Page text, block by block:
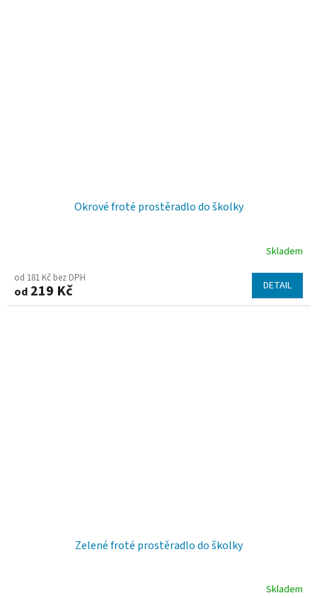
Okrové froté prostěradlo do školky
Skladem
od 181 Kč bez DPH
od 219 Kč DETAIL
Zelené froté prostěradlo do školky
Skladem